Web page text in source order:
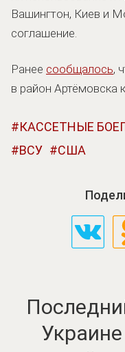
Вашингтон, Киев и
соглашение.
Ранее сообщалось,
в район Артёмовска
КАССЕТНЫЕ
ВСУ
США